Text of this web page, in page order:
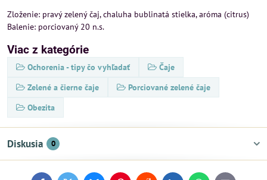
Zloženie: pravý zelený čaj, chaluha bublinatá stielka, aróma (citrus)
Balenie: porciovaný 20 n.s.
Viac z kategórie
Ochorenia - tipy čo vyhľadať
Čaje
Zelené a čierne čaje
Porciované zelené čaje
Obezita
Diskusia 0